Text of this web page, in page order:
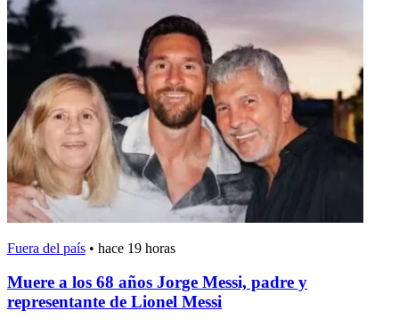
Fuera del país • hace 19 horas
Muere a los 68 años Jorge Messi, padre y
representante de Lionel Messi